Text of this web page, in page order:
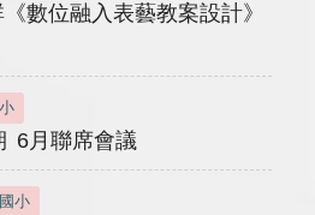
數位融入表藝教案設計》
6月聯席會議
小